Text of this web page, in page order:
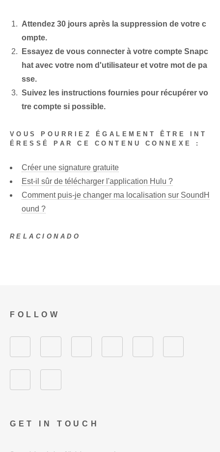
Attendez 30 jours après la suppression de votre c
ompte.
Essayez de vous connecter à votre compte Snapc
hat avec votre nom d'utilisateur et votre mot de pa
sse.
Suivez les instructions fournies pour récupérer vo
tre compte si possible.
VOUS POURRIEZ ÉGALEMENT ÊTRE INT
ÉRESSÉ PAR CE CONTENU CONNEXE :
Créer une signature gratuite
Est-il sûr de télécharger l'application Hulu ?
Comment puis-je changer ma localisation sur SoundH
ound ?
RELACIONADO
GET IN TOUCH
FOLLOW